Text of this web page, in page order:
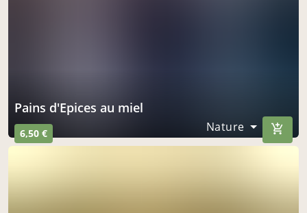
Pains d'Epices au miel
6,50 € Nature